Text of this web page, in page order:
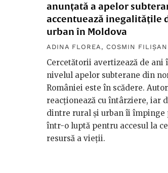
anunțată a apelor
accentuează inegalitățile
urban în Moldova
ADINA FLOREA , COSMIN FILIȘAN
Cercetătorii avertizează de ani
nivelul apelor subterane din
României este în scădere.
reacționează cu întârziere, iar
dintre rural și urban îi împinge
într-o luptă pentru accesul la
resursă a vieții.